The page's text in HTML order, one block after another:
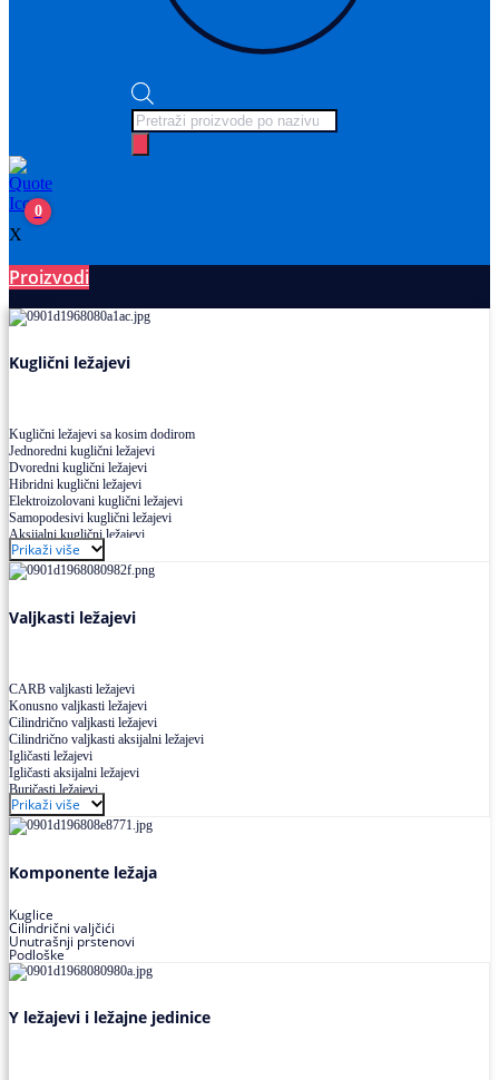
Products
search
0
X
Proizvodi
Kuglični ležajevi
Kuglični ležajevi sa kosim dodirom
Jednoredni kuglični ležajevi
Dvoredni kuglični ležajevi
Hibridni kuglični ležajevi
Elektroizolovani kuglični ležajevi
Samopodesivi kuglični ležajevi
Aksijalni kuglični ležajevi
Kuglični ležajevi od nerđajućeg čelika
Prikaži više
Valjkasti ležajevi
CARB valjkasti ležajevi
Konusno valjkasti ležajevi
Cilindrično valjkasti ležajevi
Cilindrično valjkasti aksijalni ležajevi
Igličasti ležajevi
Igličasti aksijalni ležajevi
Buričasti ležajevi
Buričasti zaptiveni ležajevi
Buričasti aksijalni ležajevi
Prikaži više
Komponente ležaja
Kuglice
Cilindrični valjčići
Unutrašnji prstenovi
Podloške
Y ležajevi i ležajne jedinice